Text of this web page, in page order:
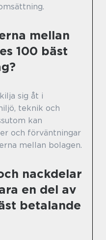
mellan
100 bäst
sig åt i
teknik och
kan
och förväntningar
mellan bolagen.
nackdelar
en del av
betalande